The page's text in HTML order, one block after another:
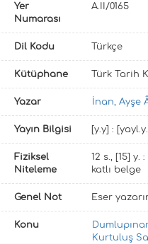
Yer
Numarası
A.II/0165
Dil Kodu Türkçe
Kütüphane Türk Tarih
Yazar İnan, Ayşe
Yayın Bilgisi [y.y] :
Fiziksel
Niteleme
12 s., [15] y.
katlı belge
Genel Not Eser
Konu
Kurtuluş